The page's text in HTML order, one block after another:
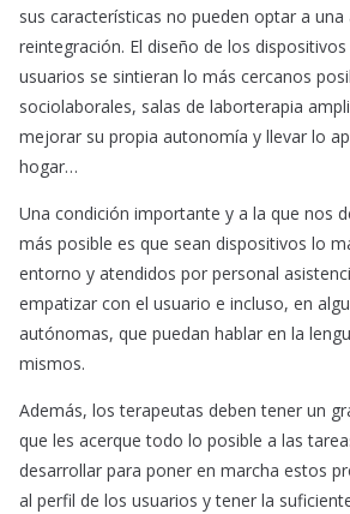
sus características no pueden optar a una
reintegración. El diseño de los
usuarios se sintieran lo más cercanos
sociolaborales, salas de laborterapia
mejorar su propia autonomía y llevar lo
hogar…
Una condición importante y a la que nos
más posible es que sean dispositivos lo
entorno y atendidos por personal
empatizar con el usuario e incluso, en
autónomas, que puedan hablar en la
mismos.
Además, los terapeutas deben tener un
que les acerque todo lo posible a las
desarrollar para poner en marcha estos
al perfil de los usuarios y tener la